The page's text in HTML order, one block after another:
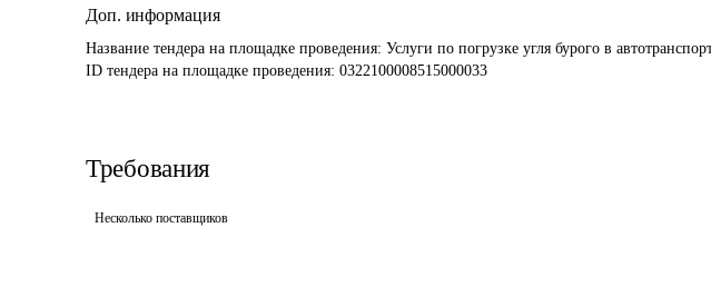
Доп. информация
Название тендера на площадке проведения: Услуги по погрузке угля бурого в
ID тендера на площадке проведения: 0322100008515000033
Требования
Несколько поставщиков